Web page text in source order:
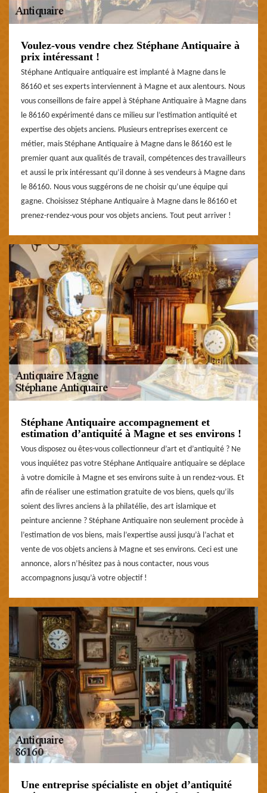
Voulez-vous vendre chez Stéphane Antiquaire à
prix intéressant !
Stéphane Antiquaire antiquaire est implanté à Magne dans le
86160 et ses experts interviennent à Magne et aux alentours. Nous
vous conseillons de faire appel à Stéphane Antiquaire à Magne dans
le 86160 expérimenté dans ce milieu sur l’estimation antiquité et
expertise des objets anciens. Plusieurs entreprises exercent ce
métier, mais Stéphane Antiquaire à Magne dans le 86160 est le
premier quant aux qualités de travail, compétences des travailleurs
et aussi le prix intéressant qu’il donne à ses vendeurs à Magne dans
le 86160. Nous vous suggérons de ne choisir qu’une équipe qui
gagne. Choisissez Stéphane Antiquaire à Magne dans le 86160 et
prenez-rendez-vous pour vos objets anciens. Tout peut arriver !
Stéphane Antiquaire accompagnement et
estimation d’antiquité à Magne et ses environs !
Vous disposez ou êtes-vous collectionneur d’art et d’antiquité ? Ne
vous inquiétez pas votre Stéphane Antiquaire antiquaire se déplace
à votre domicile à Magne et ses environs suite à un rendez-vous. Et
afin de réaliser une estimation gratuite de vos biens, quels qu’ils
soient des livres anciens à la philatélie, des art islamique et
peinture ancienne ? Stéphane Antiquaire non seulement procède à
l’estimation de vos biens, mais l’expertise aussi jusqu’à l’achat et
vente de vos objets anciens à Magne et ses environs. Ceci est une
annonce, alors n’hésitez pas à nous contacter, nous vous
accompagnons jusqu’à votre objectif !
Une entreprise spécialiste en objet d’antiquité